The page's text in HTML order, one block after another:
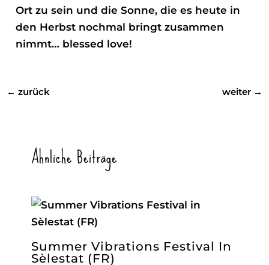
Ort zu sein und die Sonne, die es heute in
den Herbst nochmal bringt zusammen
nimmt… blessed love!
← zurück weiter →
Ähnliche Beiträge
Summer Vibrations Festival In
Sèlestat (FR)